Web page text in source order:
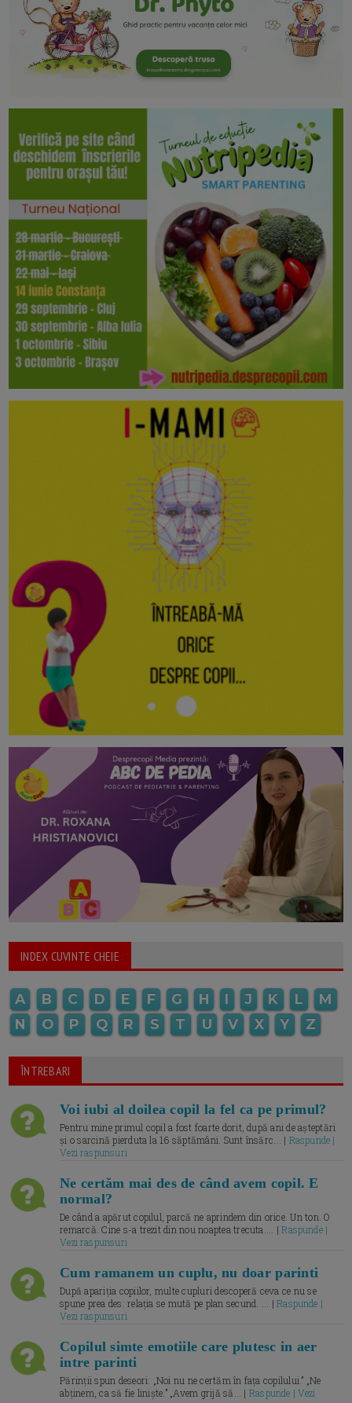
INDEX CUVINTE CHEIE
A B C D E F G H I J K L
M
N
O P Q R S T U V X Y Z
ÎNTREBARI
Voi iubi al doilea copil la fel ca pe primul?
Pentru mine primul copil a fost foarte dorit, după ani de așteptări
și o sarcină pierduta la 16 săptămâni. Sunt însărc... | Raspunde |
Vezi raspunsuri
Ne certăm mai des de când avem copil. E
normal?
De când a apărut copilul, parcă ne aprindem din orice. Un ton. O
remarcă. Cine s-a trezit din nou noaptea trecuta.... |Raspunde |
Vezi raspunsuri
Cum ramanem un cuplu, nu doar parinti
După apariția copiilor, multe cupluri descoperă ceva ce nu se
spune prea des: relația se mută pe plan secund. ... |Raspunde |
Vezi raspunsuri
Copilul simte emotiile care plutesc in aer
intre parinti
Părinții spun deseori: „Noi nu ne certăm în fața copilului.” „Ne
abținem, ca să fie liniște.” „Avem grijă să... | Raspunde | Vezi